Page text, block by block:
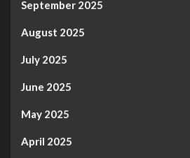
September 2025
August 2025
July 2025
June 2025
May 2025
April 2025